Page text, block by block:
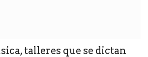
talleres que se dictan